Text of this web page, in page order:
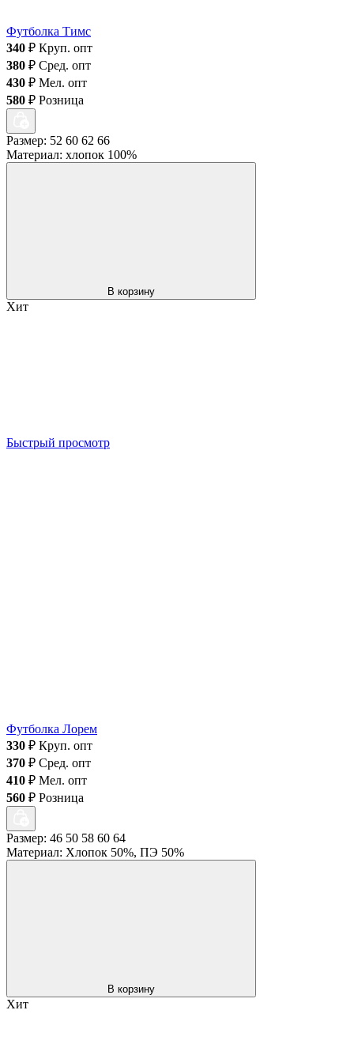
Футболка Тимс
340 ₽ Круп. опт
380 ₽ Сред. опт
430 ₽ Мел. опт
580 ₽ Розница
Размер: 52 60 62 66
Материал: хлопок 100%
В корзину
Хит
Быстрый просмотр
Футболка Лорем
330 ₽ Круп. опт
370 ₽ Сред. опт
410 ₽ Мел. опт
560 ₽ Розница
Размер: 46 50 58 60 64
Материал: Хлопок 50%, ПЭ 50%
В корзину
Хит